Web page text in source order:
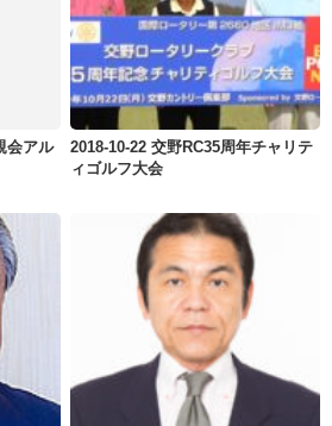
会アル
2018-10-22 交野RC35周年チャリテ
ィゴルフ大会